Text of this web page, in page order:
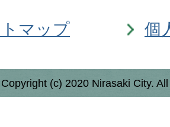
マップ 個
Copyright (c) 2020 Nirasaki City.